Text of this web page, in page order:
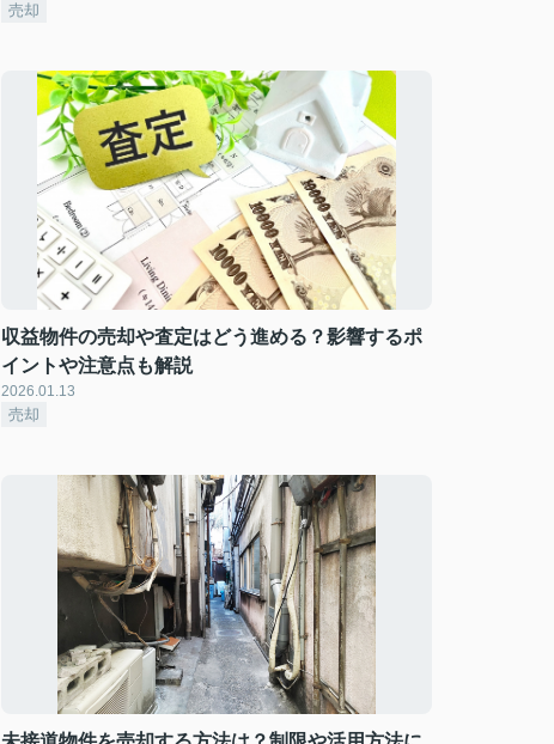
売却
収益物件の売却や査定はどう進める？影響するポ
イントや注意点も解説
2026.01.13
売却